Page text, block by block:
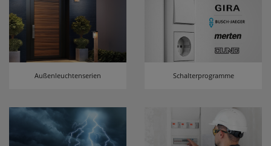
Außenleuchtenserien Schalterprogramme